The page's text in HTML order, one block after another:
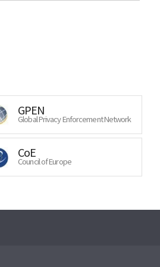
GPEN
Global Privacy Enforcement Network
CoE
Council of Europe